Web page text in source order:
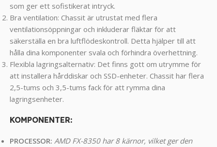
som ger ett sofistikerat intryck.
Bra ventilation: Chassit är utrustat med flera
ventilationsöppningar och inkluderar fläktar för att
säkerställa en bra luftflödeskontroll. Detta hjälper till att
hålla dina komponenter svala och förhindra överhettning.
Flexibla lagringsalternativ: Det finns gott om utrymme för
att installera hårddiskar och SSD-enheter. Chassit har flera
2,5-tums och 3,5-tums fack för att rymma dina
lagringsenheter.
KOMPONENTER:
PROCESSOR: AMD FX-8350 har 8 kärnor, vilket ger den